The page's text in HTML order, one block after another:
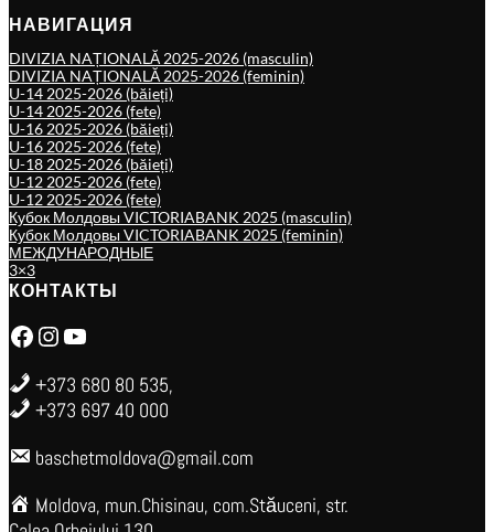
НАВИГАЦИЯ
DIVIZIA NAȚIONALĂ 2025-2026 (masculin)
DIVIZIA NAȚIONALĂ 2025-2026 (feminin)
U-14 2025-2026 (băieți)
U-14 2025-2026 (fete)
U-16 2025-2026 (băieți)
U-16 2025-2026 (fete)
U-18 2025-2026 (băieți)
U-12 2025-2026 (fete)
U-12 2025-2026 (fete)
Кубок Молдовы VICTORIABANK 2025 (masculin)
Кубок Молдовы VICTORIABANK 2025 (feminin)
МЕЖДУНАРОДНЫЕ
3×3
КОНТАКТЫ
Facebook Instagram YouTube
+373 680 80 535,
+373 697 40 000
baschetmoldova@gmail.com
Moldova, mun.Chisinau, com.Stăuceni, str.